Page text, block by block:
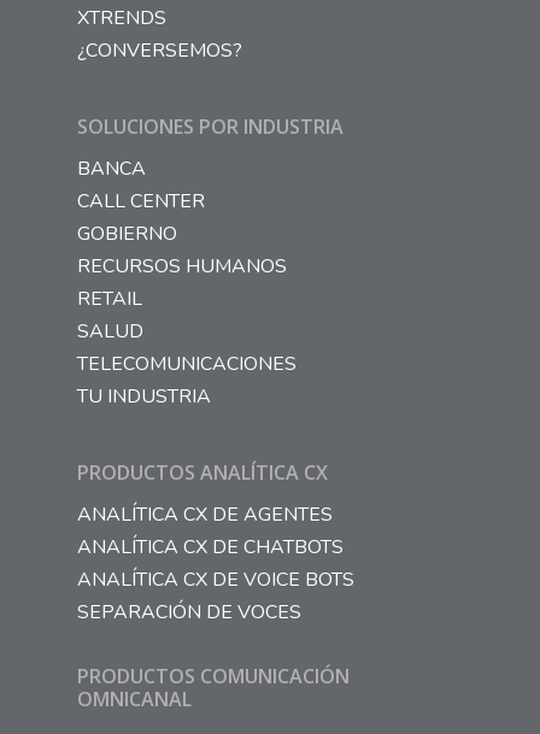
XTRENDS
¿CONVERSEMOS?
SOLUCIONES POR INDUSTRIA
BANCA
CALL CENTER
GOBIERNO
RECURSOS HUMANOS
RETAIL
SALUD
TELECOMUNICACIONES
TU INDUSTRIA
PRODUCTOS ANALÍTICA CX
ANALÍTICA CX DE AGENTES
ANALÍTICA CX DE CHATBOTS
ANALÍTICA CX DE VOICE BOTS
SEPARACIÓN DE VOCES
PRODUCTOS COMUNICACIÓN
OMNICANAL